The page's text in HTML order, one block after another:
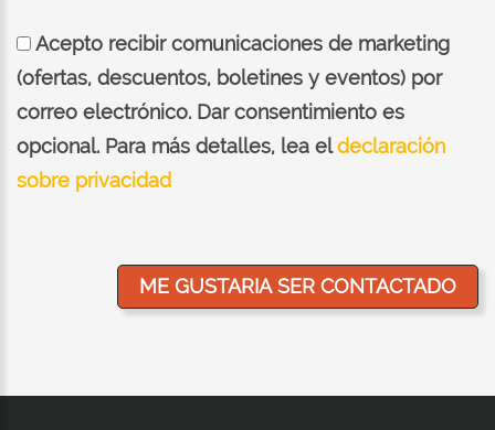
Acepto recibir comunicaciones de marketing
(ofertas, descuentos, boletines y eventos) por
correo electrónico. Dar consentimiento es
opcional. Para más detalles, lea eldeclaración
sobre privacidad